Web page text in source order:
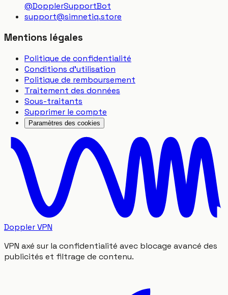
@DopplerSupportBot
support@simnetiq.store
Mentions légales
Politique de confidentialité
Conditions d'utilisation
Politique de remboursement
Traitement des données
Sous-traitants
Supprimer le compte
Paramètres des cookies
Doppler VPN
VPN axé sur la confidentialité avec blocage avancé des
publicités et filtrage de contenu.